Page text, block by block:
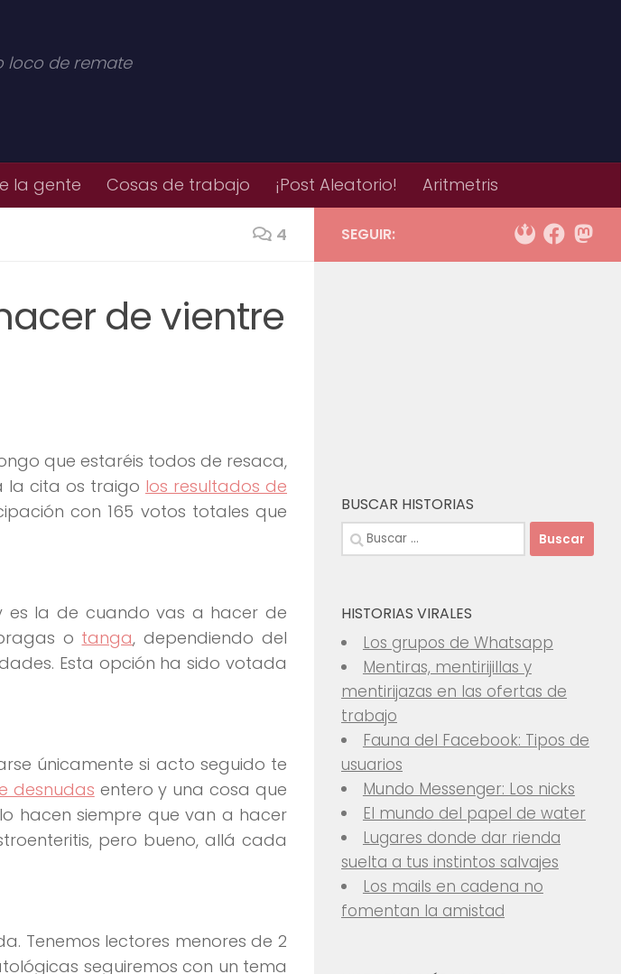
loco de remate
la gente Cosas de trabajo ¡Post Aleatorio! Aritmetris
4
de vientre
que estaréis todos de resaca,
la cita os traigo los resultados de
con 165 votos totales que
la de cuando vas a hacer de
o tanga, dependiendo del
Esta opción ha sido votada
únicamente si acto seguido te
desnudas entero y una cosa que
hacen siempre que van a hacer
pero bueno, allá cada
Tenemos lectores menores de 2
seguiremos con un tema
SEGUIR:
BUSCAR HISTORIAS
Buscar:
HISTORIAS VIRALES
Los grupos de Whatsapp
Mentiras, mentirijillas y
mentirijazas en las ofertas de
trabajo
Fauna del Facebook: Tipos de
usuarios
Mundo Messenger: Los nicks
El mundo del papel de water
Lugares donde dar rienda
suelta a tus instintos salvajes
Los mails en cadena no
fomentan la amistad